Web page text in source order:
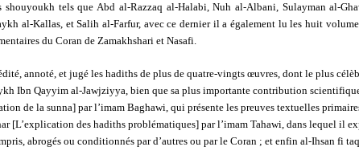
tels que Abd al-Razzaq al-Halabi, Nuh al-Albani, Sulayman al-
al-Kallas, et Salih al-Farfur, avec ce dernier il a également lu les huit
du Coran de Zamakhshari et Nasafi.
annoté, et jugé les hadiths de plus de quatre-vingts œuvres, dont le plus
Ibn Qayyim al-Jawjziyya, bien que sa plus importante contribution
de la sunna] par l’imam Baghawi, qui présente les preuves textuelles
[L’explication des hadiths problématiques] par l’imam Tahawi, dans lequel il
abrogés ou conditionnés par d’autres ou par le Coran ; et enfin al-Ihsan fi